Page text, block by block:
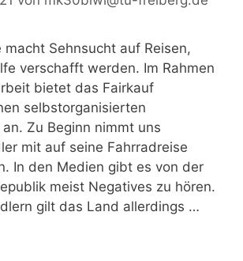
macht Sehnsucht auf Reisen,
verschafft werden. Im Rahmen
bietet das Fairkauf
selbstorganisierten
Zu Beginn nimmt uns
mit auf seine Fahrradreise
In den Medien gibt es von der
meist Negatives zu hören.
gilt das Land allerdings …